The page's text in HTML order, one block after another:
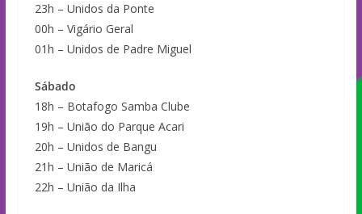
23h – Unidos da Ponte
00h – Vigário Geral
01h – Unidos de Padre Miguel
Sábado
18h – Botafogo Samba Clube
19h – União do Parque Acari
20h – Unidos de Bangu
21h – União de Maricá
22h – União da Ilha